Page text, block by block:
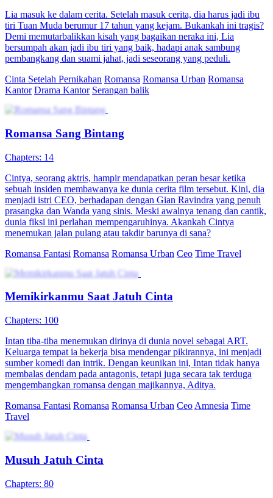
Lia masuk ke dalam cerita. Setelah masuk cerita, dia harus jadi ibu
tiri Tuan Muda berumur 17 tahun yang kejam. Bukankah ini tragis?
Demi memutarbalikkan kisah yang bagaikan neraka ini, Lia
bersumpah akan jadi ibu tiri yang baik, hadapi anak sambung
pembangkang dan suami jahat, jadi seseorang yang peduli.
Cinta Setelah Pernikahan Romansa Romansa Urban Romansa
Kantor Drama Kantor Serangan balik
Romansa Sang Bintang
Chapters: 14
Cintya, seorang aktris, hampir mendapatkan peran besar ketika
sebuah insiden membawanya ke dunia cerita film tersebut. Kini, dia
menjadi istri CEO, berhadapan dengan Gian Ravindra yang penuh
prasangka dan Wanda yang sinis. Meski awalnya tenang dan cantik,
dunia fiksi ini perlahan mempengaruhinya. Akankah Cintya
menemukan jalan pulang atau takdir barunya di sana?
Romansa Fantasi Romansa Romansa Urban Ceo Time Travel
Memikirkanmu Saat Jatuh Cinta
Chapters: 100
Intan tiba-tiba menemukan dirinya di dunia novel sebagai ART.
Keluarga tempat ia bekerja bisa mendengar pikirannya, ini menjadi
sumber komedi dan intrik. Dengan keunikan ini, Intan tidak hanya
membalas dendam pada antagonis, tetapi juga secara tak terduga
mengembangkan romansa dengan majikannya, Aditya.
Romansa Fantasi Romansa Romansa Urban Ceo Amnesia Time
Travel
Musuh Jatuh Cinta
Chapters: 80